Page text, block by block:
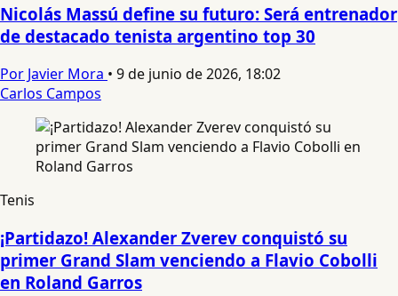
Nicolás Massú define su futuro: Será entrenador
de destacado tenista argentino top 30
Por Javier Mora • 9 de junio de 2026, 18:02
Carlos Campos
Tenis
¡Partidazo! Alexander Zverev conquistó su
primer Grand Slam venciendo a Flavio Cobolli
en Roland Garros